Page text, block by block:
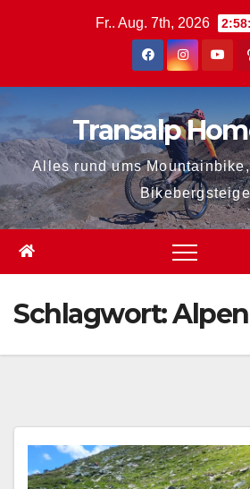
Fr.. Aug. 7th, 2026
Transalp
Alles rund ums
Schlagwort: